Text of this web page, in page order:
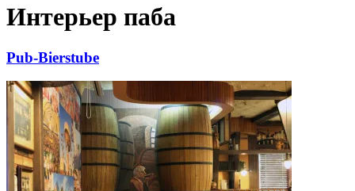
Интерьер паба
Pub-Bierstube